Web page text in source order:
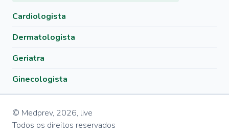
Cardiologista
Dermatologista
Geriatra
Ginecologista
© Medprev, 2026, live
Todos os direitos reservados